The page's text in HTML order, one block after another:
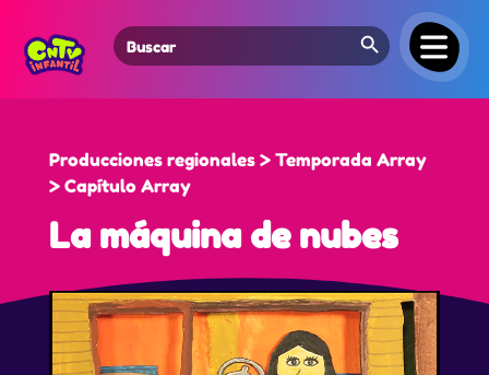
Search
for:
Search Button
Producciones regionales > Temporada Array
> Capítulo Array
La máquina de nubes